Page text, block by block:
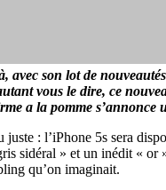
avec son lot de
vous le dire, ce
a la pomme s’annonce
juste : l’iPhone 5s sera
sidéral » et un inédit « or
qu’on imaginait.